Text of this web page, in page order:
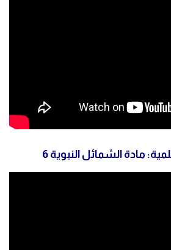
مادة الشمائل النبوية 6